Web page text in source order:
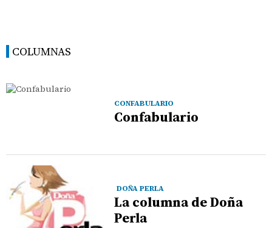
COLUMNAS
CONFABULARIO
Confabulario
DOÑA PERLA
La columna de Doña
Perla